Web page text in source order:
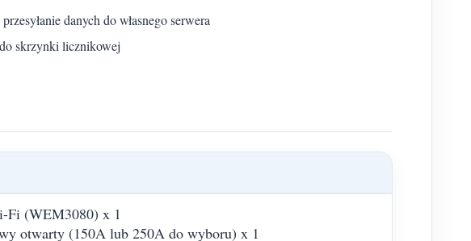
danych do własnego serwera
skrzynki licznikowej
Fi (WEM3080) x 1
otwarty (150A lub 250A do wyboru) x 1